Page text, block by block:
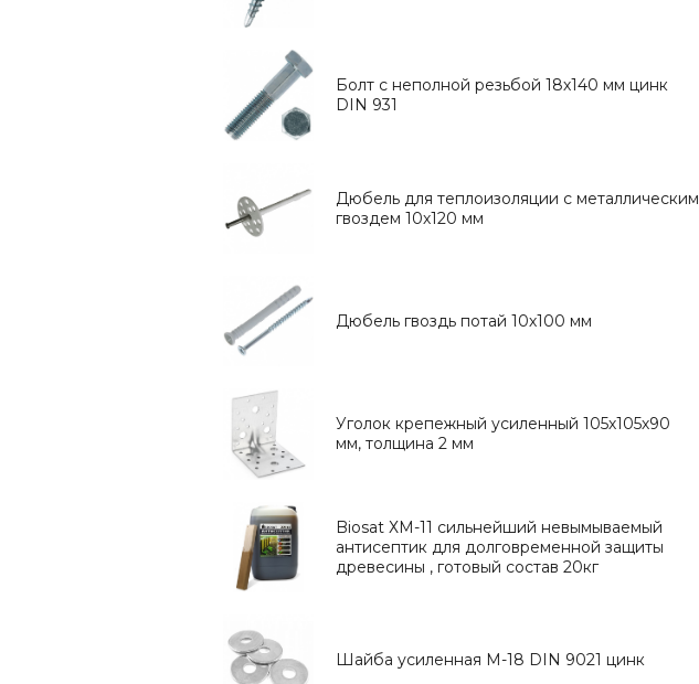
Болт с неполной резьбой 18х140 мм цинк
DIN 931
Дюбель для теплоизоляции с металлическим
гвоздем 10х120 мм
Дюбель гвоздь потай 10х100 мм
Уголок крепежный усиленный 105х105х90
мм, толщина 2 мм
Biosat ХМ-11 сильнейший невымываемый
антисептик для долговременной защиты
древесины , готовый состав 20кг
Шайба усиленная М-18 DIN 9021 цинк